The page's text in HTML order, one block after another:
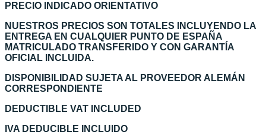
PRECIO INDICADO ORIENTATIVO
NUESTROS PRECIOS SON TOTALES INCLUYENDO LA
ENTREGA EN CUALQUIER PUNTO DE ESPAÑA
MATRICULADO TRANSFERIDO Y CON GARANTÍA
OFICIAL INCLUIDA.
DISPONIBILIDAD SUJETA AL PROVEEDOR ALEMÁN
CORRESPONDIENTE
DEDUCTIBLE VAT INCLUDED
IVA DEDUCIBLE INCLUIDO